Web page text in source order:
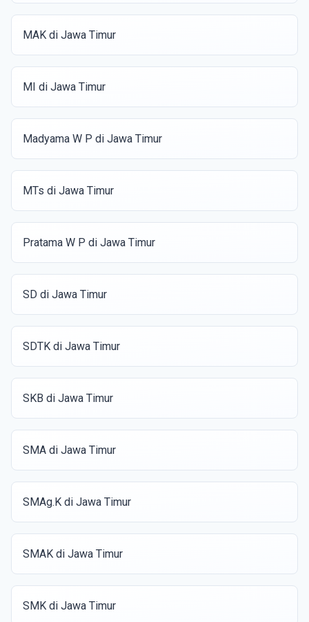
MAK di Jawa Timur
MI di Jawa Timur
Madyama W P di Jawa Timur
MTs di Jawa Timur
Pratama W P di Jawa Timur
SD di Jawa Timur
SDTK di Jawa Timur
SKB di Jawa Timur
SMA di Jawa Timur
SMAg.K di Jawa Timur
SMAK di Jawa Timur
SMK di Jawa Timur